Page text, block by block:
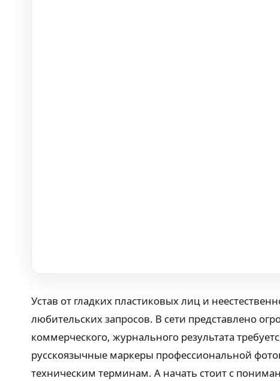
Устав от гладких пластиковых лиц и
любительских запросов. В сети представлено
коммерческого, журнального результата
русскоязычные маркеры профессиональной
техническим терминам. А начать стоит с